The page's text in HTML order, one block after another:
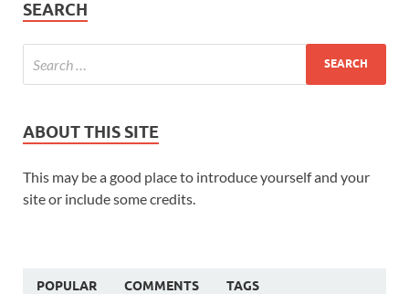
SEARCH
ABOUT THIS SITE
This may be a good place to introduce yourself and your
site or include some credits.
POPULAR COMMENTS TAGS